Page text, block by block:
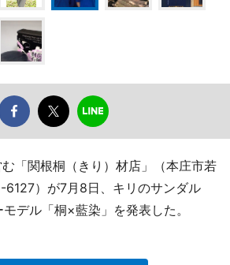
「関根桐（きり）材店」（本庄市若
）が7月8日、キリのサンダル
モデル「桐×藍染」を発表した。